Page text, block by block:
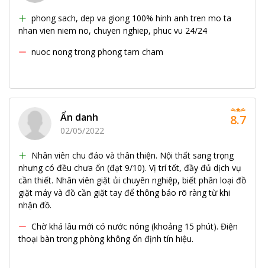
phong sach, dep va giong 100% hinh anh tren mo ta
nhan vien niem no, chuyen nghiep, phuc vu 24/24
nuoc nong trong phong tam cham
Ẩn danh
02/05/2022
Nhân viên chu đáo và thân thiện. Nội thất sang trọng
nhưng có đều chưa ổn (đạt 9/10). Vị trí tốt, đầy đủ dịch vụ
cần thiết. Nhân viên giặt ủi chuyên nghiệp, biết phân loại đồ
giặt máy và đồ cần giặt tay để thông báo rõ ràng từ khi
nhận đồ.
Chờ khá lâu mới có nước nóng (khoảng 15 phút). Điện
thoại bàn trong phòng không ổn định tín hiệu.
8.7